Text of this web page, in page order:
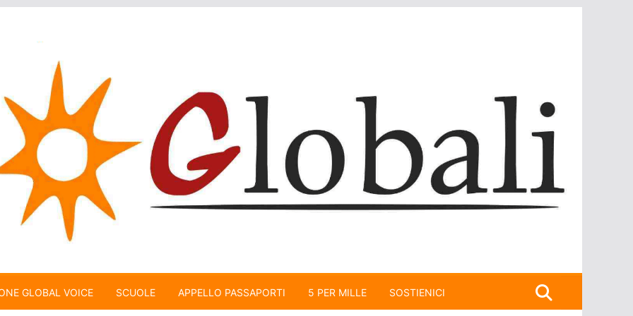
GLOBAL VOICE SCUOLE APPELLO PASSAPORTI 5 PER MILLE SOSTIENICI